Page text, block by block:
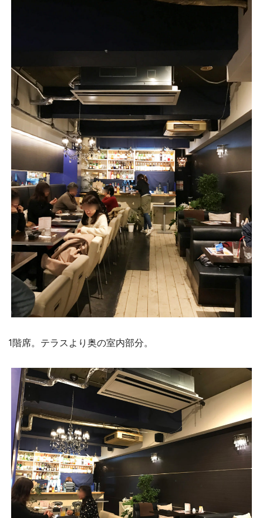
1階席。テラスより奥の室内部分。